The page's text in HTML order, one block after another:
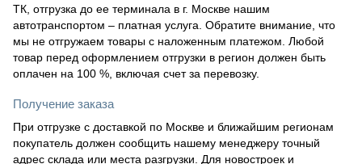
ТК, отгрузка до ее терминала в г. Москве нашим
автотранспортом – платная услуга. Обратите внимание, что
мы не отгружаем товары с наложенным платежом. Любой
товар перед оформлением отгрузки в регион должен быть
оплачен на 100 %, включая счет за перевозку.
Получение заказа
При отгрузке с доставкой по Москве и ближайшим регионам
покупатель должен сообщить нашему менеджеру точный
адрес склада или места разгрузки. Для новостроек и